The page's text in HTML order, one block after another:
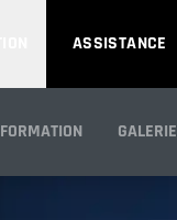
ASSISTANCE
FORMATION GALERIE